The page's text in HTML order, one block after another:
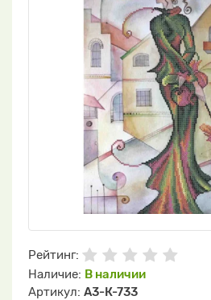
Рейтинг:
Наличие: В наличии
Артикул: А3-К-733